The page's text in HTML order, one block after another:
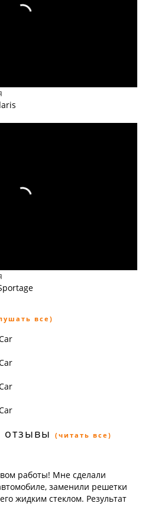
все)
отзывы (читать все)
работы! Мне сделали
заменили решетки
жидким стеклом. Результат